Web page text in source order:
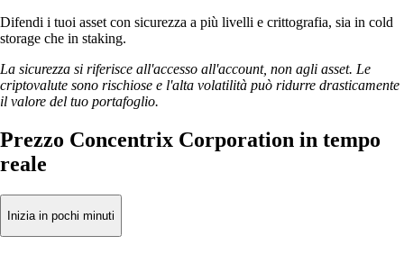
Difendi i tuoi asset con sicurezza a più livelli e crittografia, sia in cold
storage che in staking.
La sicurezza si riferisce all'accesso all'account, non agli asset. Le
criptovalute sono rischiose e l'alta volatilità può ridurre drasticamente
il valore del tuo portafoglio.
Prezzo Concentrix Corporation in tempo
reale
Inizia in pochi minuti